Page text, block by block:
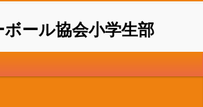
ール協会小学生部